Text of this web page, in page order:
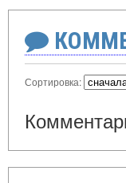
Сортировка: